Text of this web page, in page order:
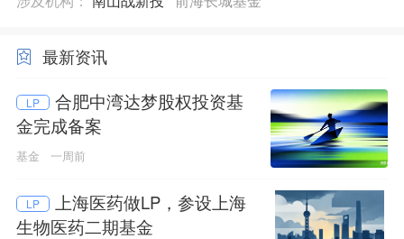
最新资讯
LP
合肥中湾达梦股权投资基
金完成备案
基金 一周前
LP
上海医药做LP，参设上海
生物医药二期基金